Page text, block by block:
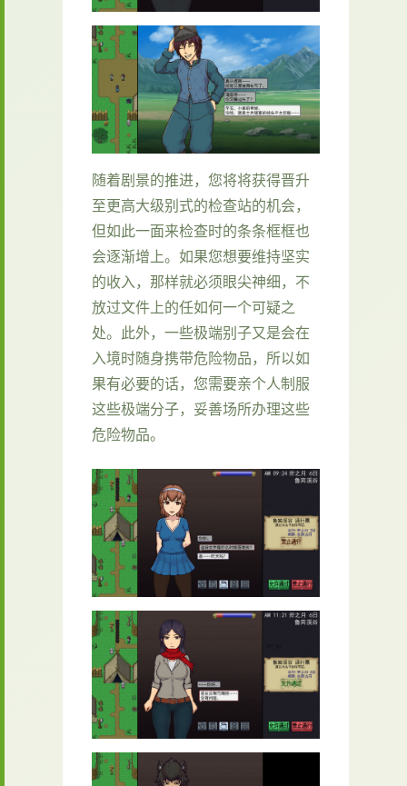
随着剧景的推进，您将将获得晋升
至更高大级别式的检查站的机会，
但如此一面来检查时的条条框框也
会逐渐增上。如果您想要维持坚实
的收入，那样就必须眼尖神细，不
放过文件上的任如何一个可疑之
处。此外，一些极端别子又是会在
入境时随身携带危险物品，所以如
果有必要的话，您需要亲个人制服
这些极端分子，妥善场所办理这些
危险物品。